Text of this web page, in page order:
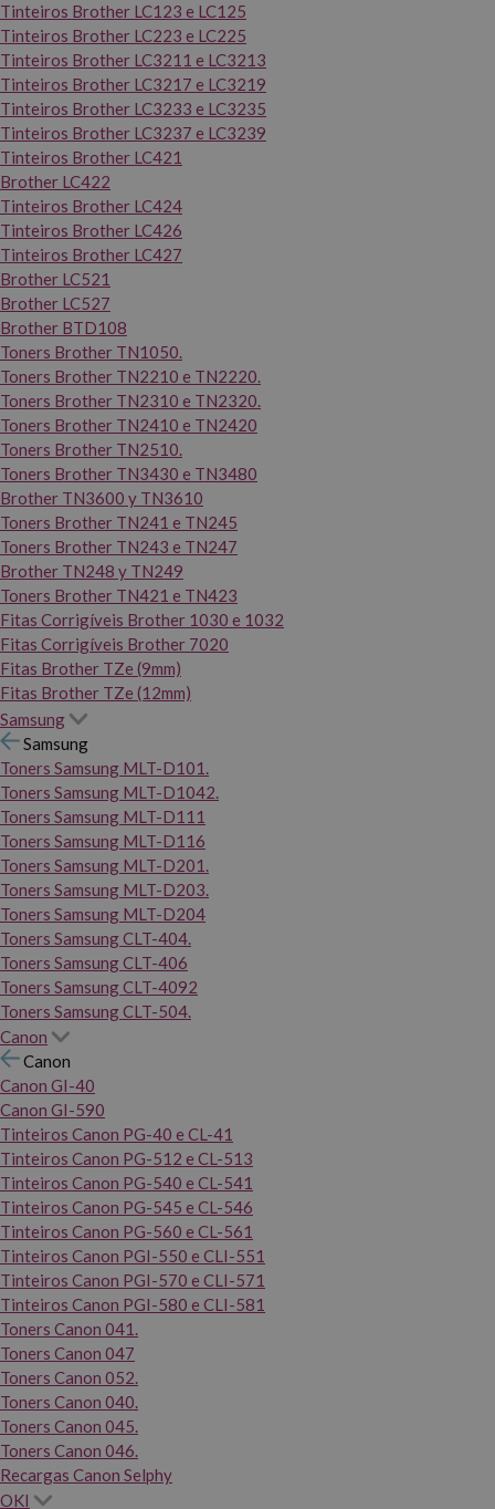
Tinteiros Brother LC123 e LC125
Tinteiros Brother LC223 e LC225
Tinteiros Brother LC3211 e LC3213
Tinteiros Brother LC3217 e LC3219
Tinteiros Brother LC3233 e LC3235
Tinteiros Brother LC3237 e LC3239
Tinteiros Brother LC421
Brother LC422
Tinteiros Brother LC424
Tinteiros Brother LC426
Tinteiros Brother LC427
Brother LC521
Brother LC527
Brother BTD108
Toners Brother TN1050.
Toners Brother TN2210 e TN2220.
Toners Brother TN2310 e TN2320.
Toners Brother TN2410 e TN2420
Toners Brother TN2510.
Toners Brother TN3430 e TN3480
Brother TN3600 y TN3610
Toners Brother TN241 e TN245
Toners Brother TN243 e TN247
Brother TN248 y TN249
Toners Brother TN421 e TN423
Fitas Corrigíveis Brother 1030 e 1032
Fitas Corrigíveis Brother 7020
Fitas Brother TZe (9mm)
Fitas Brother TZe (12mm)
Samsung
Samsung
Toners Samsung MLT-D101.
Toners Samsung MLT-D1042.
Toners Samsung MLT-D111
Toners Samsung MLT-D116
Toners Samsung MLT-D201.
Toners Samsung MLT-D203.
Toners Samsung MLT-D204
Toners Samsung CLT-404.
Toners Samsung CLT-406
Toners Samsung CLT-4092
Toners Samsung CLT-504.
Canon
Canon
Canon GI-40
Canon GI-590
Tinteiros Canon PG-40 e CL-41
Tinteiros Canon PG-512 e CL-513
Tinteiros Canon PG-540 e CL-541
Tinteiros Canon PG-545 e CL-546
Tinteiros Canon PG-560 e CL-561
Tinteiros Canon PGI-550 e CLI-551
Tinteiros Canon PGI-570 e CLI-571
Tinteiros Canon PGI-580 e CLI-581
Toners Canon 041.
Toners Canon 047
Toners Canon 052.
Toners Canon 040.
Toners Canon 045.
Toners Canon 046.
Recargas Canon Selphy
OKI